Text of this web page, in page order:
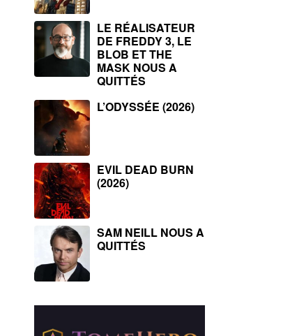
LE RÉALISATEUR
DE FREDDY 3, LE
BLOB ET THE
MASK NOUS A
QUITTÉS
L’ODYSSÉE (2026)
EVIL DEAD BURN
(2026)
SAM NEILL NOUS A
QUITTÉS